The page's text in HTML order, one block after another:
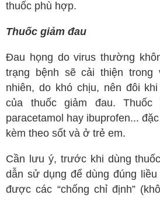
Bác sĩ của bạn
thuốc phù hợp.
Thuốc giảm đau
Đau họng do virus thường
trạng bệnh sẽ cải thiện trong
nhiên, do khó chịu, nên đôi
của thuốc giảm đau. Thuốc
paracetamol hay ibuprofen...
kèm theo sốt và ở trẻ em.
Cần lưu ý, trước khi dùng
dẫn sử dụng để dùng đúng
được các “chống chỉ định”